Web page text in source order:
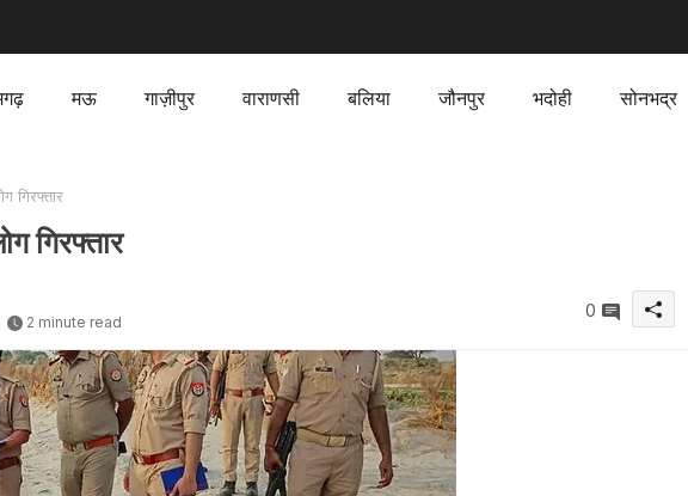
मऊ गाज़ीपुर वाराणसी बलिया जौनपुर भदोही सोनभद्र
गिरफ्तार
गिरफ्तार
2 minute read
0